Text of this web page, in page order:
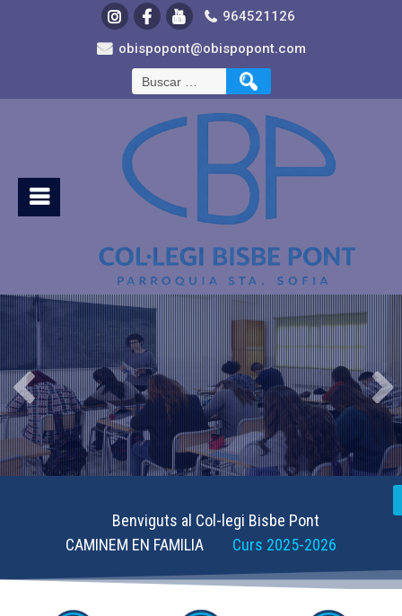
964521126
obispopont@obispopont.com
Benviguts al Col-legi Bisbe Pont
CAMINEM EN FAMILIA Curs 2025-2026